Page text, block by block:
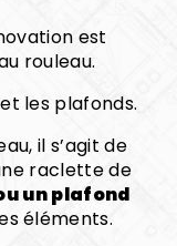
est
rouleau.
les plafonds.
il s’agit de
raclette de
un plafond
éléments.